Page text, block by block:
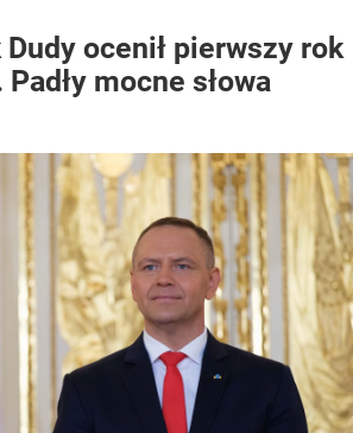
ocenił pierwszy rok
mocne słowa